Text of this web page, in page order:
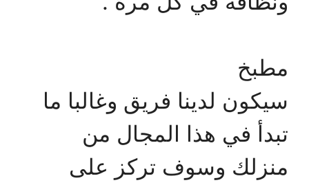
مطبخ
سيكون لدينا فريق وغالبا ما
تبدأ في هذا المجال من
منزلك وسوف تركز على